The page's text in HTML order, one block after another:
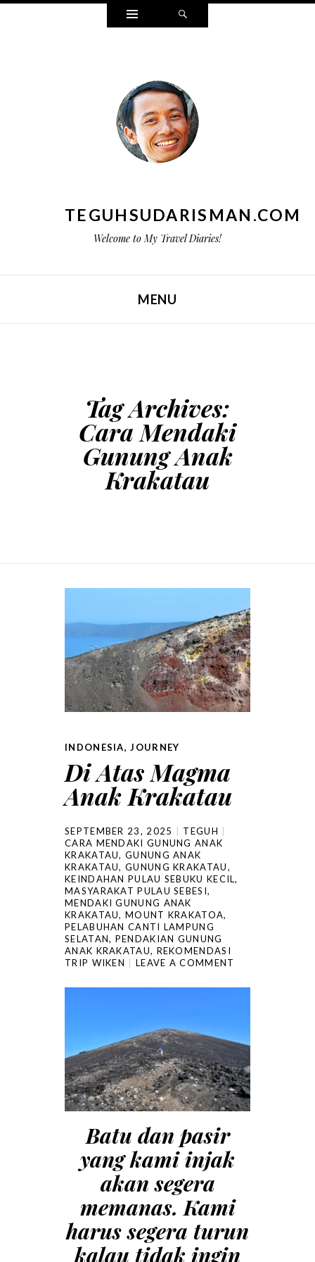
Widgets
TEGUHSUDARISMAN.COM
Welcome to My Travel Diaries!
MENU
Tag Archives:
Cara Mendaki
Gunung Anak
Krakatau
INDONESIA,JOURNEY
Di Atas Magma
Anak Krakatau
SEPTEMBER 23, 2025
TEGUH
CARA MENDAKI GUNUNG ANAK
KRAKATAU,GUNUNG ANAK
KRAKATAU,GUNUNG KRAKATAU,
KEINDAHAN PULAU SEBUKU KECIL,
MASYARAKAT PULAU SEBESI,
MENDAKI GUNUNG ANAK
KRAKATAU,MOUNT KRAKATOA,
PELABUHAN CANTI LAMPUNG
SELATAN, PENDAKIAN GUNUNG
ANAK KRAKATAU, REKOMENDASI
TRIP WIKEN
LEAVE A COMMENT
Batu dan pasir
yang kami injak
akan segera
memanas. Kami
harus segera turun
kalau tidak ingin